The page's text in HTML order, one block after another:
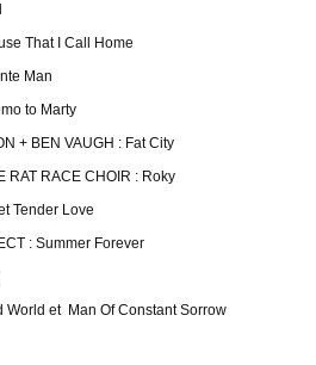
That I Call Home
Man
to Marty
+ BEN VAUGH : Fat City
RAT RACE CHOIR : Roky
Tender Love
: Summer Forever
World et Man Of Constant Sorrow